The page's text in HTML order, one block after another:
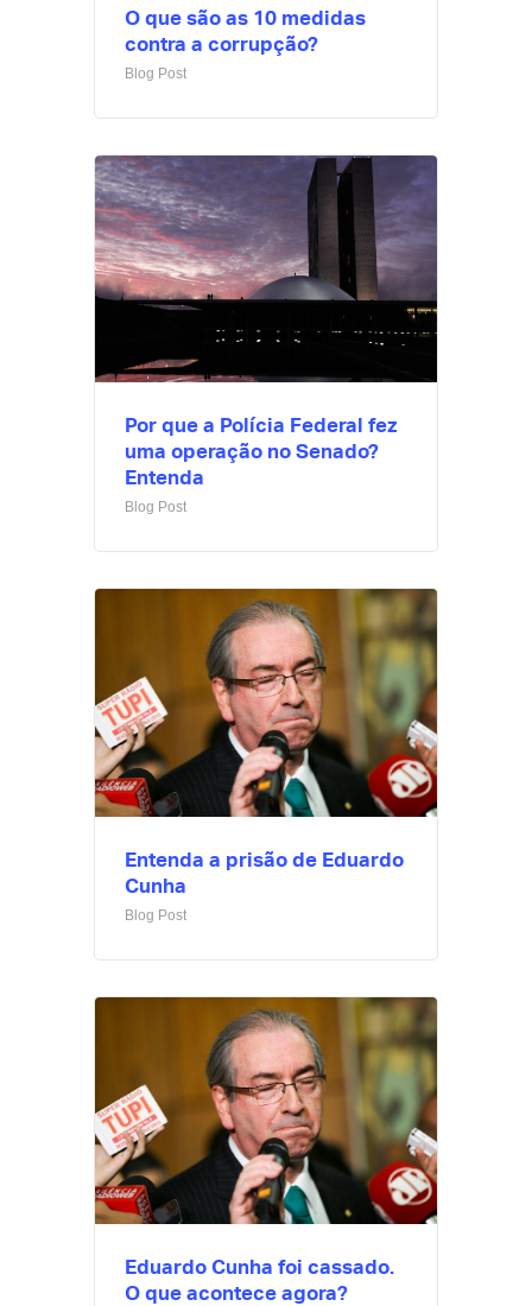
O que são as 10 medidas
contra a corrupção?
Blog Post
Por que a Polícia Federal fez
uma operação no Senado?
Entenda
Blog Post
Entenda a prisão de Eduardo
Cunha
Blog Post
Eduardo Cunha foi cassado.
O que acontece agora?